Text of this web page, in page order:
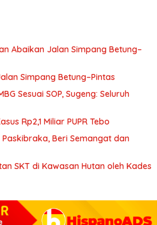
Abaikan Jalan Simpang Betung–
Simpang Betung–Pintas
Sesuai SOP, Sugeng: Seluruh
Rp2,1 Miliar PUPR Tebo
Beri Semangat dan
SKT di Kawasan Hutan oleh Kades